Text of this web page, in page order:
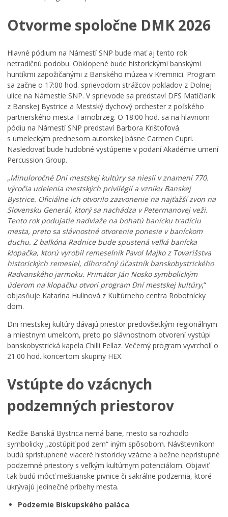
Otvorme spoločne DMK 2026
Hlavné pódium na Námestí SNP bude mať aj tento rok
netradičnú podobu. Obklopené bude historickými banskými
huntíkmi zapožičanými z Banského múzea v Kremnici. Program
sa začne o 17:00 hod. sprievodom strážcov pokladov z Dolnej
ulice na Námestie SNP. V sprievode sa predstaví DFS Matičiarik
z Banskej Bystrice a Mestský dychový orchester z poľského
partnerského mesta Tarnobrzeg. O 18:00 hod. sa na hlavnom
pódiu na Námestí SNP predstaví Barbora Krištofová
s umeleckým prednesom autorskej básne Carmen Cupri.
Nasledovať bude hudobné vystúpenie v podaní Akadémie umení
Percussion Group.
„Minuloročné Dni mestskej kultúry sa niesli v znamení 770.
výročia udelenia mestských privilégií a vzniku Banskej
Bystrice. Oficiálne ich otvorilo zazvonenie na najťažší zvon na
Slovensku Generál, ktorý sa nachádza v Petermanovej veži.
Tento rok podujatie nadviaže na bohatú banícku tradíciu
mesta, preto sa slávnostné otvorenie ponesie v baníckom
duchu. Z balkóna Radnice bude spustená veľká banícka
klopačka, ktorú vyrobil remeselník Pavol Majko z Tovarišstva
historických remesiel, dlhoročný účastník banskobystrického
Radvanského jarmoku. Primátor Ján Nosko symbolickým
úderom na klopačku otvorí program Dní mestskej kultúry,“
objasňuje Katarína Hulinová z Kultúrneho centra Robotnícky
dom.
Dni mestskej kultúry dávajú priestor predovšetkým regionálnym
a miestnym umelcom, preto po slávnostnom otvorení vystúpi
banskobystrická kapela Chilli Fellaz. Večerný program vyvrcholí o
21.00 hod. koncertom skupiny HEX.
Vstúpte do vzácnych
podzemných priestorov
Keďže Banská Bystrica nemá bane, mesto sa rozhodlo
symbolicky „zostúpiť pod zem“ iným spôsobom. Návštevníkom
budú sprístupnené viaceré historicky vzácne a bežne neprístupné
podzemné priestory s veľkým kultúrnym potenciálom. Objaviť
tak budú môcť meštianske pivnice či sakrálne podzemia, ktoré
ukrývajú jedinečné príbehy mesta.
Podzemie Biskupského paláca